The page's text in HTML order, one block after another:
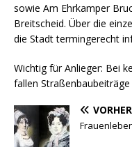
sowie Am Ehrkamper
Breitscheid. Über die
die Stadt termingerecht
Wichtig für Anlieger: Bei
fallen Straßenbaubeiträge